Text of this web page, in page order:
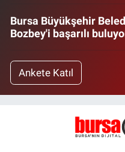
Bursa Büyükşehir
Bozbey'i başarılı
Ankete Katıl